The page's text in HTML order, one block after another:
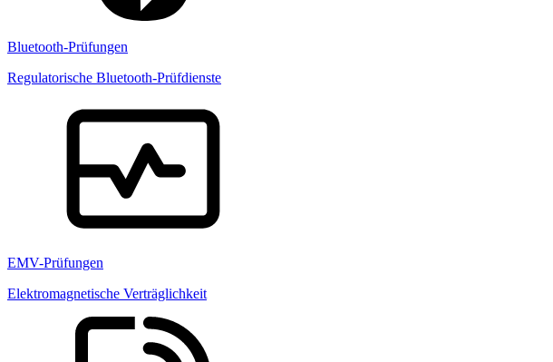
Bluetooth-Prüfungen
Regulatorische Bluetooth-Prüfdienste
EMV-Prüfungen
Elektromagnetische Verträglichkeit